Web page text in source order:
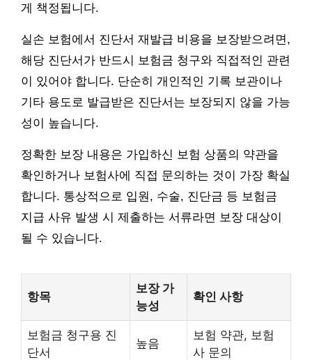
게 책정됩니다.
실손 보험에서 진단서 재발급 비용을 보장받으려면,
해당 진단서가 반드시 보험금 청구와 직접적인 관련
이 있어야 합니다. 단순히 개인적인 기록 보관이나
기타 용도로 발급받은 진단서는 보장되지 않을 가능
성이 높습니다.
정확한 보장 내용은 가입하신 보험 상품의 약관을
확인하거나 보험사에 직접 문의하는 것이 가장 확실
합니다. 통상적으로 입원, 수술, 진단금 등 보험금
지급 사유 발생 시 제출하는 서류라면 보장 대상이
될 수 있습니다.
항목
보장 가
능성
확인 사항
보험금 청구용 진
단서
높음
보험 약관, 보험
사 문의